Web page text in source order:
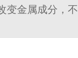
变金属成分，